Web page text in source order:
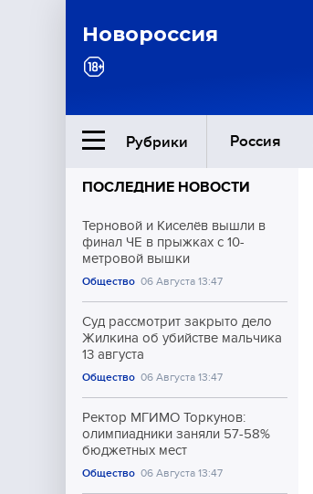
Новороссия
Рубрики Россия
Ближний Восток
Общество
Культура
ПОСЛЕДНИЕ НОВОСТИ
Терновой и Киселёв вышли в
финал ЧЕ в прыжках с 10-
метровой вышки
Общество 06 Августа 13:47
Суд рассмотрит закрыто дело
Жилкина об убийстве мальчика
13 августа
Общество 06 Августа 13:47
Ректор МГИМО Торкунов:
олимпиадники заняли 57-58%
бюджетных мест
Общество 06 Августа 13:47